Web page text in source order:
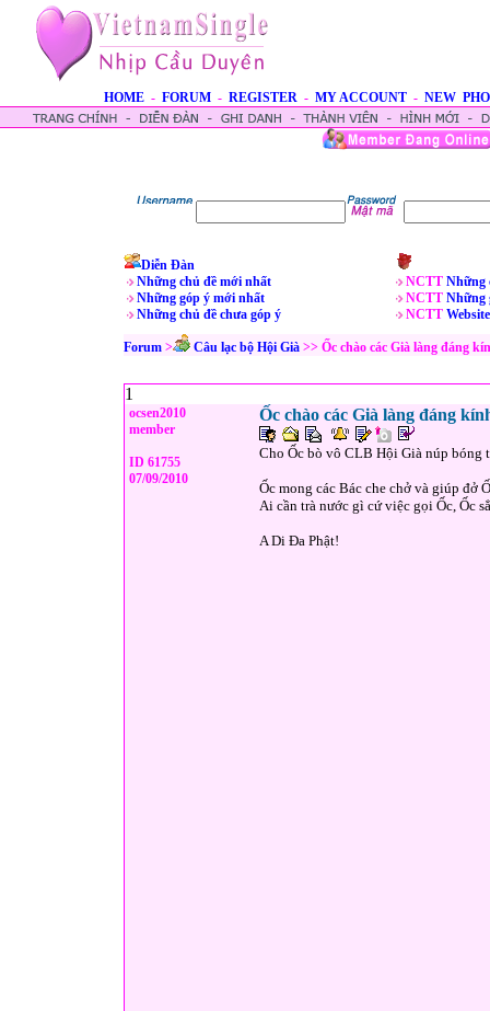
HOME - FORUM - REGISTER - MY ACCOUNT - NEW
Diễn Đàn
Những chủ đề mới nhất
Những góp ý mới nhất
Những chủ đề chưa góp ý
NCTT Những
NCTT Những
NCTT Website
Forum > Câu lạc bộ Hội Già >> Ốc chào các Già làng đáng
1
ocsen2010
member
ID 61755
07/09/2010
Ốc chào các Già làng đáng
Cho Ốc bò vô CLB Hội Già núp bóng
Ốc mong các Bác che chở và giúp đở
Ai cần trà nước gì cứ việc gọi Ốc, Ốc
A Di Đa Phật!